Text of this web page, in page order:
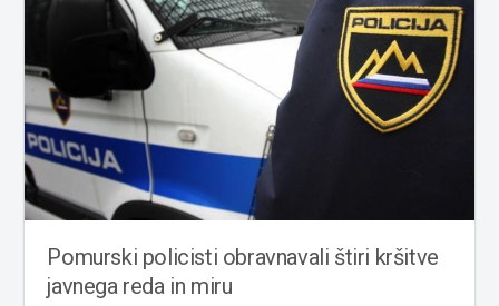
Pomurski policisti obravnavali štiri kršitve
javnega reda in miru